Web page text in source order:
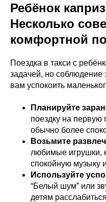
Ребёнок
Несколько
комфортной
Поездка в такси с
задачей, но соблюдение
вам успокоить
Планируйте
поездку на первую
обычно более
Возьмите
любимые игрушки,
спокойную музыку
Используйте
“Белый шум” или
детям